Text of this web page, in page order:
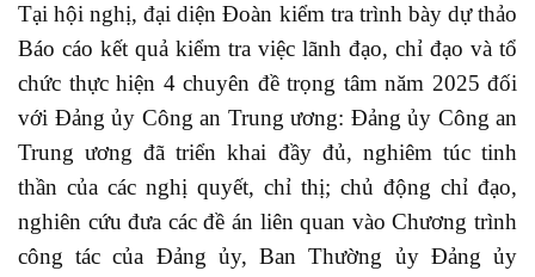
Tại hội nghị, đại diện Đoàn kiểm tra trình bày dự thảo
Báo cáo kết quả kiểm tra việc lãnh đạo, chỉ đạo và tổ
chức thực hiện 4 chuyên đề trọng tâm năm 2025 đối
với Đảng ủy Công an Trung ương: Đảng ủy Công an
Trung ương đã triển khai đầy đủ, nghiêm túc tinh
thần của các nghị quyết, chỉ thị; chủ động chỉ đạo,
nghiên cứu đưa các đề án liên quan vào Chương trình
công tác của Đảng ủy, Ban Thường ủy Đảng ủy